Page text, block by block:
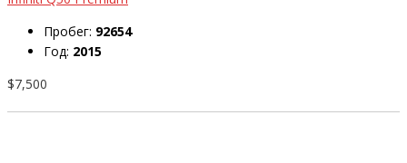
Пробег: 92654
Год: 2015
$7,500